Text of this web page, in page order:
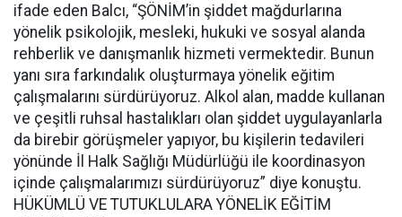
ifade eden Balcı, “ŞÖNİM’in şiddet mağdurlarına
yönelik psikolojik, mesleki, hukuki ve sosyal alanda
rehberlik ve danışmanlık hizmeti vermektedir. Bunun
yanı sıra farkındalık oluşturmaya yönelik eğitim
çalışmalarını sürdürüyoruz. Alkol alan, madde kullanan
ve çeşitli ruhsal hastalıkları olan şiddet uygulayanlarla
da birebir görüşmeler yapıyor, bu kişilerin tedavileri
yönünde İl Halk Sağlığı Müdürlüğü ile koordinasyon
içinde çalışmalarımızı sürdürüyoruz” diye konuştu.
HÜKÜMLÜ VE TUTUKLULARA YÖNELİK EĞİTİM